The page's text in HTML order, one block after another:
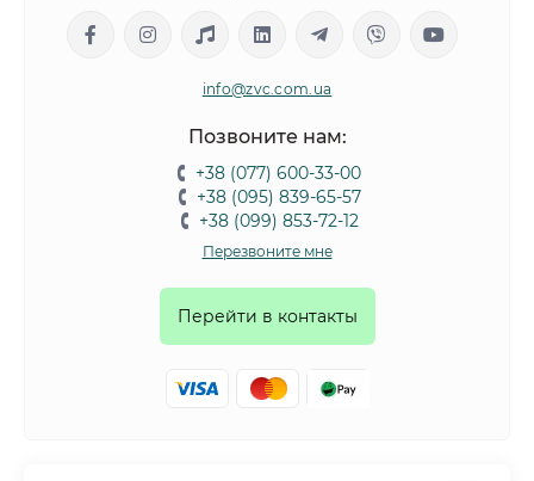
info@zvc.com.ua
Позвоните нам:
+38 (077) 600-33-00
+38 (095) 839-65-57
+38 (099) 853-72-12
Перезвоните мне
Перейти в контакты